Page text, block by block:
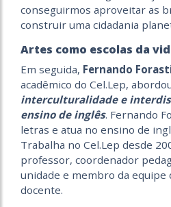
conseguirmos aproveitar as
construir uma cidadania
Artes como escolas da
Em seguida, Fernando
acadêmico do Cel.Lep,
interculturalidade e
ensino de inglês. Fernando
letras e atua no ensino de
Trabalha no Cel.Lep desde
professor, coordenador
unidade e membro da equipe
docente.